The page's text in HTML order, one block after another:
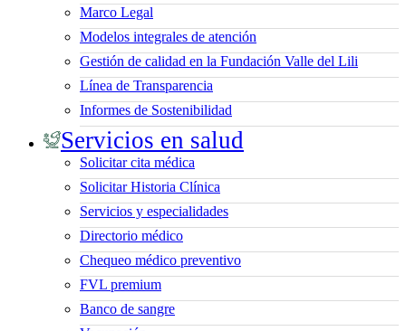
Marco Legal
Modelos integrales de atención
Gestión de calidad en la Fundación Valle del Lili
Línea de Transparencia
Informes de Sostenibilidad
Servicios en salud
Solicitar cita médica
Solicitar Historia Clínica
Servicios y especialidades
Directorio médico
Chequeo médico preventivo
FVL premium
Banco de sangre